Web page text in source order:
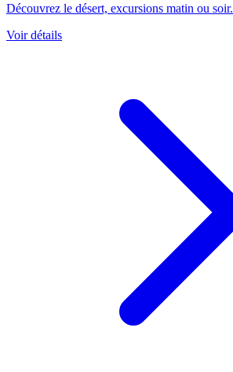
Découvrez le désert, excursions matin ou soir.
Voir détails